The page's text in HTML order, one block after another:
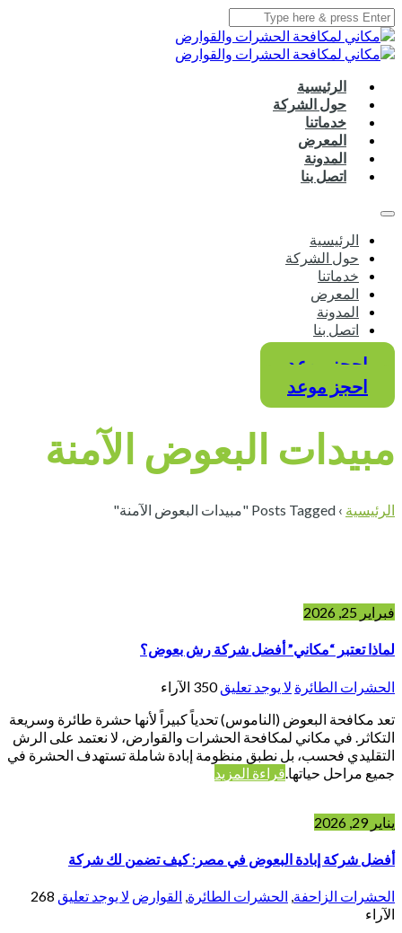
الرئيسية
حول الشركة
خدماتنا
المعرض
المدونة
اتصل بنا
الرئيسية
حول الشركة
خدماتنا
المعرض
المدونة
اتصل بنا
احجز موعد
احجز موعد
مبيدات البعوض الآمنة
الرئيسية › Posts Tagged "مبيدات البعوض الآمنة"
فبراير 25, 2026
لماذا تعتبر “مكاني” أفضل شركة رش بعوض؟
الحشرات الطائرة لا يوجد تعليق 350 الآراء
تعد مكافحة البعوض (الناموس) تحدياً كبيراً لأنها حشرة طائرة وسريعة
التكاثر. في مكاني لمكافحة الحشرات والقوارض، لا نعتمد على الرش
التقليدي فحسب، بل نطبق منظومة إبادة شاملة تستهدف الحشرة في
جميع مراحل حياتها. قراءة المزيد
يناير 29, 2026
أفضل شركة إبادة البعوض في مصر: كيف تضمن لك شركة
الحشرات الزاحفة, الحشرات الطائرة, القوارض لا يوجد تعليق 268
الآراء